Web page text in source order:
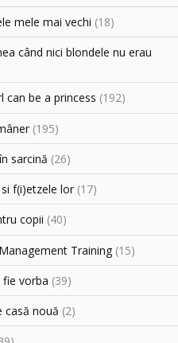
mele mai vechi (18)
când nici blondele nu erau
can be a princess (192)
(195)
sarcină (26)
f(i)etzele lor (17)
copii (40)
Training (15)
vorba (39)
casă nouă (2)